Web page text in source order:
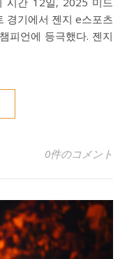
경기에서 젠지 e스포츠
피언에 등극했다. 젠지
0件のコメント